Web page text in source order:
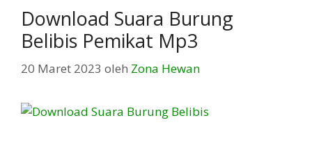
Download Suara Burung
Belibis Pemikat Mp3
20 Maret 2023 oleh Zona Hewan